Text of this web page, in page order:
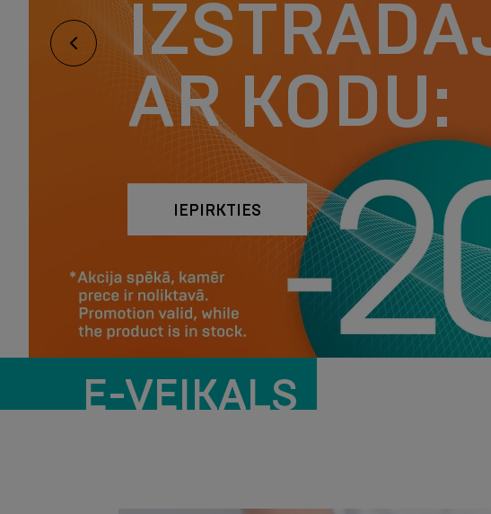
MĀMIŅĀM
IEPIRKTIES
Iepriekšējais
E-VEIKALS